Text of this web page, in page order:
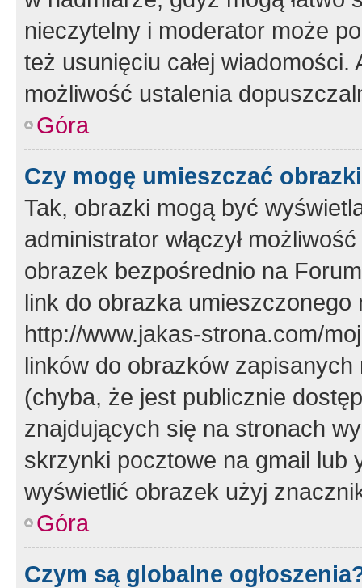
nieczytelny i moderator może
też usunięciu całej
możliwość ustalenia
Góra
Czy mogę umieszczać
Tak, obrazki mogą być
administrator włączył
obrazek bezpośrednio na
link do obrazka
http://www.jakas-strona.com/
linków do obrazków
(chyba, że jest publicznie
znajdujących się na stronach
skrzynki pocztowe na gmail lub
wyświetlić obrazek użyj
Góra
Czym są globalne